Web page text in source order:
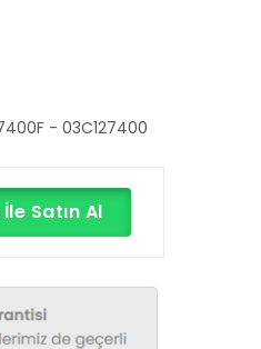
- 03C127400
Satın Al